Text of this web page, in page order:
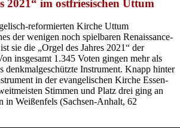
2021“ im ostfriesischen Uttum
reformierten Kirche Uttum
der wenigen noch spielbaren Renaissance-
sie die „Orgel des Jahres 2021“ der
insgesamt 1.345 Voten gingen mehr als
denkmalgeschützte Instrument. Knapp hinter
in der evangelischen Kirche Essen-
Stimmen und Platz drei ging an
in Weißenfels (Sachsen-Anhalt, 62